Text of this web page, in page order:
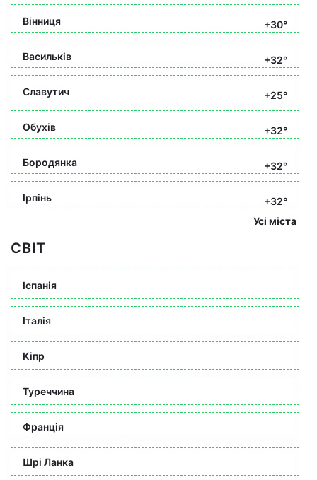
Вінниця +30°
Васильків +32°
Славутич +25°
Обухів +32°
Бородянка +32°
Ірпінь
+32°
Усі міста
СВІТ
Іспанія
Італія
Кіпр
Туреччина
Франція
Шрі Ланка